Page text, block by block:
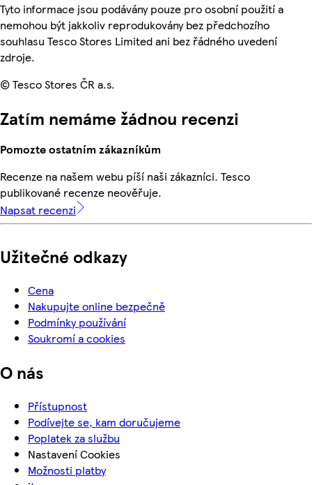
Tyto informace jsou podávány pouze pro osobní použití a
nemohou být jakkoliv reprodukovány bez předchozího
souhlasu Tesco Stores Limited ani bez řádného uvedení
zdroje.
© Tesco Stores ČR a.s.
Zatím nemáme žádnou recenzi
Pomozte ostatním zákazníkům
Recenze na našem webu píší naši zákazníci. Tesco
publikované recenze neověřuje.
Napsat recenzi
Užitečné odkazy
Cena
Nakupujte online bezpečně
Podmínky používání
Soukromí a cookies
O nás
Přístupnost
Podívejte se, kam doručujeme
Poplatek za službu
Nastavení Cookies
Možnosti platby